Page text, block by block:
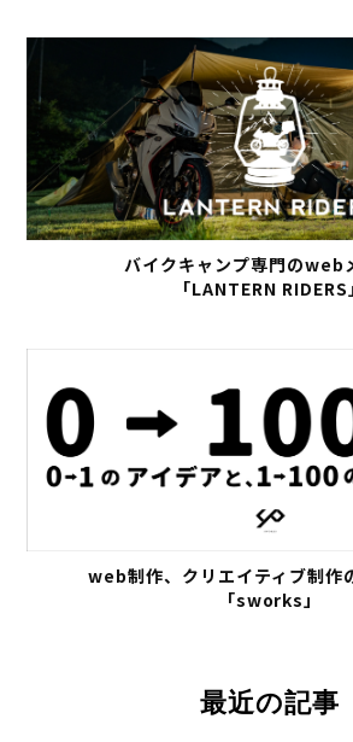
バイクキャンプ専門のweb
「LANTERN RIDERS」
web制作、クリエイティブ制作
「sworks」
最近の記事